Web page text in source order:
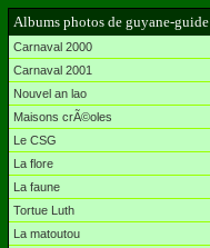
Albums photos de guyane-guide
Carnaval 2000
Carnaval 2001
Nouvel an lao
Maisons crÃ©oles
Le CSG
La flore
La faune
Tortue Luth
La matoutou